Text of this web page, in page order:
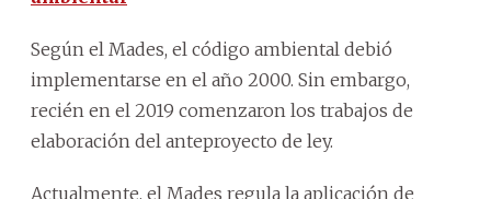
Según el Mades, el código ambiental debió
implementarse en el año 2000. Sin embargo,
recién en el 2019 comenzaron los trabajos de
elaboración del anteproyecto de ley.
Actualmente, el Mades regula la aplicación de